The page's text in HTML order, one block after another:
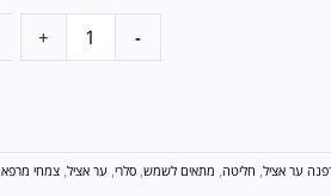
-
-
-
+
ער אציל חליטה מתאים לשמש סלרי ער אציל צמחי מרפא